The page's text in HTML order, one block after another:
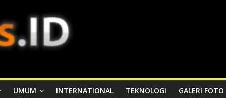
UMUM INTERNATIONAL TEKNOLOGI GALERI FOTO